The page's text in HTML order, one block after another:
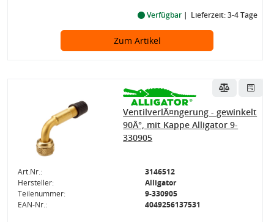
Verfügbar Lieferzeit: 3-4 Tage
Zum Artikel
VentilverlÃ¤ngerung - gewinkelt
90Â°, mit Kappe Alligator 9-
330905
Art.Nr.:
3146512
Hersteller:
Alligator
Teilenummer:
9-330905
EAN-Nr.:
4049256137531